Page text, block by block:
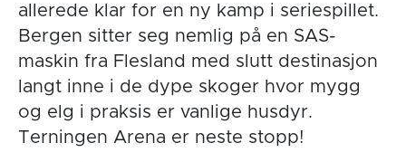
allerede klar for en ny kamp i seriespillet.
Bergen sitter seg nemlig på en SAS-
maskin fra Flesland med slutt destinasjon
langt inne i de dype skoger hvor mygg
og elg i praksis er vanlige husdyr.
Terningen Arena er neste stopp!